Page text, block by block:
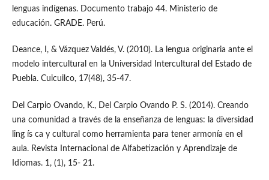
lenguas indígenas. Documento trabajo 44. Ministerio de
educación. GRADE. Perú.
Deance, I, & Vázquez Valdés, V. (2010). La lengua originaria ante el
modelo intercultural en la Universidad Intercultural del Estado de
Puebla. Cuicuilco, 17(48), 35-47.
Del Carpio Ovando, K., Del Carpio Ovando P. S. (2014). Creando
una comunidad a través de la enseñanza de lenguas: la diversidad
ling ís ca y cultural como herramienta para tener armonía en el
aula. Revista Internacional de Alfabetización y Aprendizaje de
Idiomas. 1, (1), 15- 21.